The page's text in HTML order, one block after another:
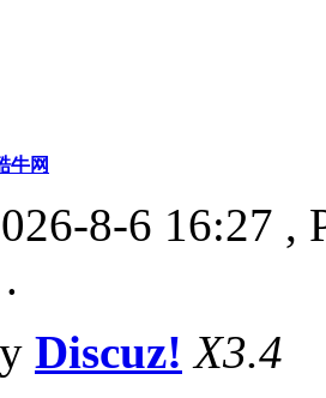
牛网
8-6 16:27 ,
Discuz! X3.4